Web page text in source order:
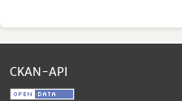
CKAN-API